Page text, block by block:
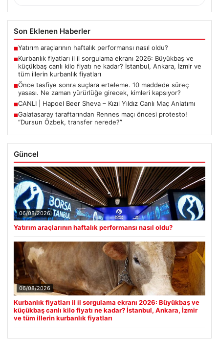
Son Eklenen Haberler
■Yatırım araçlarının haftalık performansı nasıl oldu?
■Kurbanlık fiyatları il il sorgulama ekranı 2026: Büyükbaş ve
küçükbaş canlı kilo fiyatı ne kadar? İstanbul, Ankara, İzmir ve
tüm illerin kurbanlık fiyatları
■Önce tasfiye sonra suçlara erteleme. 10 maddede süreç
yasası. Ne zaman yürürlüğe girecek, kimleri kapsıyor?
■CANLI | Hapoel Beer Sheva – Kızıl Yıldız Canlı Maç Anlatımı
■Galatasaray taraftarından Rennes maçı öncesi protesto!
“Dursun Özbek, transfer nerede?”
Güncel
06/08/2026
Yatırım araçlarının haftalık performansı nasıl oldu?
06/08/2026
Kurbanlık fiyatları il il sorgulama ekranı 2026: Büyükbaş ve
küçükbaş canlı kilo fiyatı ne kadar? İstanbul, Ankara, İzmir
ve tüm illerin kurbanlık fiyatları